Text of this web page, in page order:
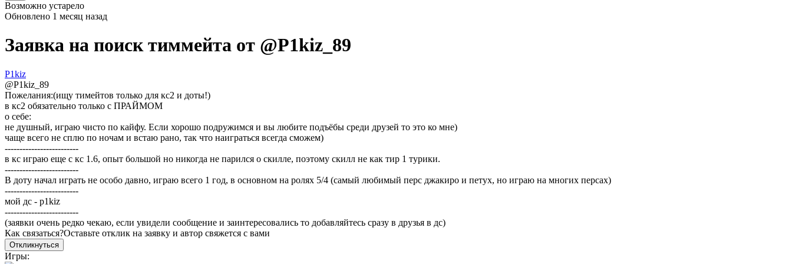
Возможно устарело
Обновлено 1 месяц назад
Заявка на поиск тиммейта от @P1kiz_89
P1kiz
@P1kiz_89
Пожелания:(ищу тимейтов только для кс2 и доты!)
в кс2 обязательно только с ПРАЙМОМ
о себе:
не душный, играю чисто по кайфу. Если хорошо подружимся и вы любите подъёбы среди друзей то это ко мне)
чаще всего не сплю по ночам и встаю рано, так что наиграться всегда сможем)
-------------------------
в кс играю еще с кс 1.6, опыт большой но никогда не парился о скилле, поэтому скилл не как тир 1 турики.
-------------------------
В доту начал играть не особо давно, играю всего 1 год, в основном на ролях 5/4 (самый любимый перс джакиро и петух, но играю на многих персах)
-------------------------
мой дс - p1kiz
-------------------------
(заявки очень редко чекаю, если увидели сообщение и заинтересовались то добавляйтесь сразу в друзья в дс)
Как связаться?Оставьте отклик на заявку и автор свяжется с вами
Откликнуться
Игры: